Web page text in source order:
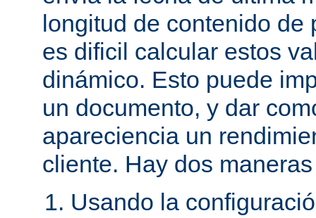
longitud de contenido
es dificil calcular estos
dinámico. Esto puede
un documento, y dar
apareciencia un
cliente. Hay dos
Usando la